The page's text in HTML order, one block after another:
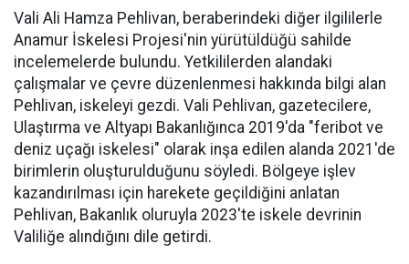
Vali Ali Hamza Pehlivan, beraberindeki diğer ilgililerle
Anamur İskelesi Projesi'nin yürütüldüğü sahilde
incelemelerde bulundu. Yetkililerden alandaki
çalışmalar ve çevre düzenlenmesi hakkında bilgi alan
Pehlivan, iskeleyi gezdi. Vali Pehlivan, gazetecilere,
Ulaştırma ve Altyapı Bakanlığınca 2019'da "feribot ve
deniz uçağı iskelesi" olarak inşa edilen alanda 2021'de
birimlerin oluşturulduğunu söyledi. Bölgeye işlev
kazandırılması için harekete geçildiğini anlatan
Pehlivan, Bakanlık oluruyla 2023'te iskele devrinin
Valiliğe alındığını dile getirdi.